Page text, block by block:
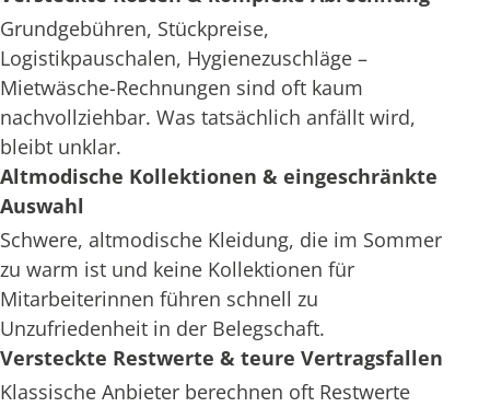
Grundgebühren, Stückpreise,
Logistikpauschalen, Hygienezuschläge –
Mietwäsche-Rechnungen sind oft kaum
nachvollziehbar. Was tatsächlich anfällt wird,
bleibt unklar.
Altmodische Kollektionen & eingeschränkte
Auswahl
Schwere, altmodische Kleidung, die im Sommer
zu warm ist und keine Kollektionen für
Mitarbeiterinnen führen schnell zu
Unzufriedenheit in der Belegschaft.
Versteckte Restwerte & teure Vertragsfallen
Klassische Anbieter berechnen oft Restwerte